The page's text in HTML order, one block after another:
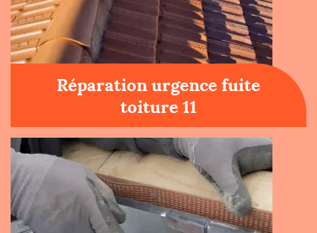
Réparation urgence fuite
toiture 11